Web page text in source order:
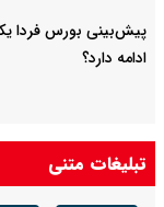
ادامه دارد؟
تبلیغات متنی